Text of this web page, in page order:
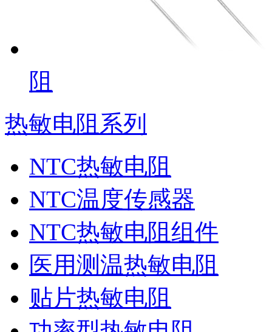
阻
热敏电阻系列
NTC热敏电阻
NTC温度传感器
NTC热敏电阻组件
医用测温热敏电阻
贴片热敏电阻